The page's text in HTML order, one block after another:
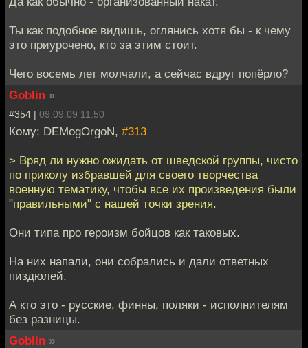
Ты как подобное видишь, оглянись хотя бы - к чему
это приурочено, кто за этим стоит.
Чего восемь лет молчали, а сейчас вдруг попёрло?
Goblin »
#354 | 09.09.09 11:50
Кому: DEMogOrgoN, #313
> Вряд ли нужно ожидать от шведской группы, чисто
по приколу избравшей для своего творчества
военную тематику, чтобы все их произведения были
"правильными" с нашей точки зрения.
Они типа про героизм бойцов как таковых.
На них напали, они собрались и дали ответных
пиздюлей.
А кто это - русские, финны, поляки - исполнителям
без разницы.
Goblin »